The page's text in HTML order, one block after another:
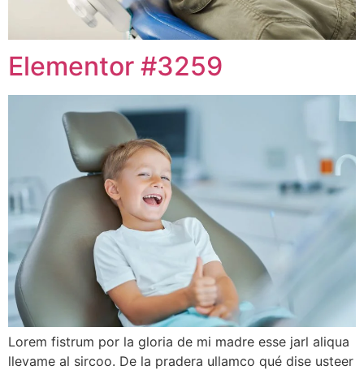
Elementor #3259
Lorem fistrum por la gloria de mi madre esse jarl aliqua
llevame al sircoo. De la pradera ullamco qué dise usteer